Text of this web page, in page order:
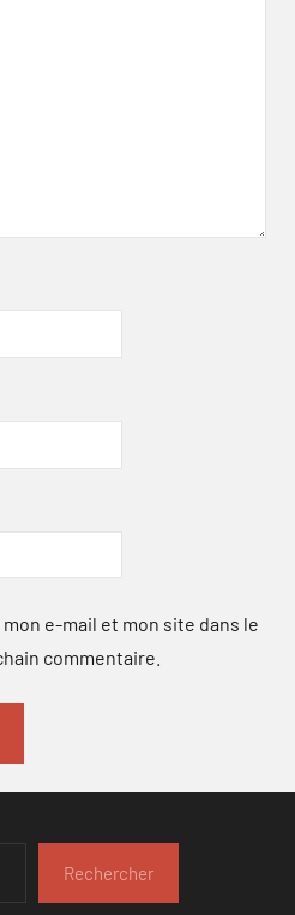
e-mail et mon site dans le
commentaire.
Rechercher